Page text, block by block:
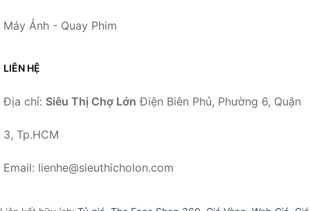
Máy Ảnh - Quay Phim
LIÊN HỆ
Địa chỉ: Siêu Thị Chợ Lớn Điện Biên Phủ, Phường 6, Quận
3, Tp.HCM
Email: lienhe@sieuthicholon.com